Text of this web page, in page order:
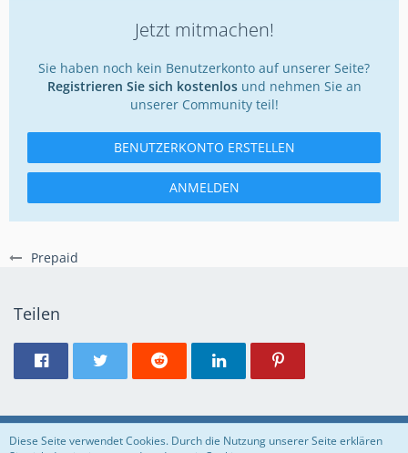
Prepaid
Jetzt mitmachen!
Sie haben noch kein Benutzerkonto auf unserer Seite?
Registrieren Sie sich kostenlosund nehmen Sie an
unserer Community teil!
BENUTZERKONTO ERSTELLEN
ANMELDEN
Teilen
Regeln Datenschutzerklärung Impressum
Diese Seite verwendet Cookies. Durch die Nutzung unserer Seite erklären